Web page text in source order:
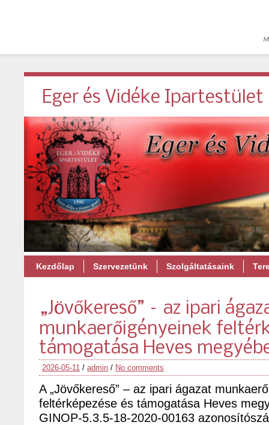
Eger és Vidéke Ipartestület
Kezdőlap Szervezetünk Szolgáltatásaink
„Jövőkereső” – az ipari
munkaerőigényeinek
támogatása Heves
2026-05-11 / admin / No comments
A „Jövőkereső” – az ipari ágazat
feltérképezése és támogatása Heves
GINOP-5.3.5-18-2020-00163